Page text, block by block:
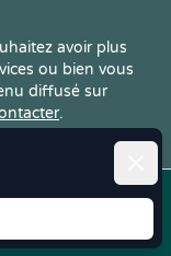
avoir plus
ou bien vous
diffusé sur
.
| CGV | RGPD